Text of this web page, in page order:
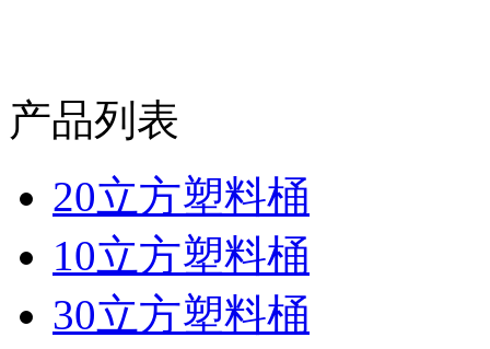
产品列表
20立方塑料桶
10立方塑料桶
30立方塑料桶